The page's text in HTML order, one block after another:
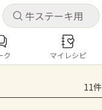
キャ
できます
キャ
コンテンツ
ク マイレシピ
11件